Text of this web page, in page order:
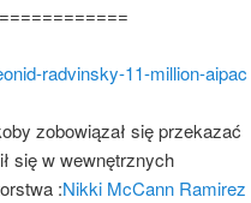
radvinsky-11-million-aipac
zobowiązał się przekazać
się w wewnętrznych
:Nikki McCann Ramirez